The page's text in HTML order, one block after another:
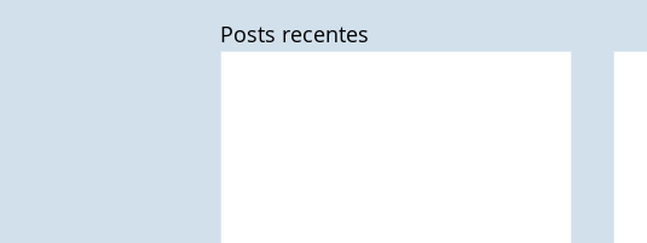
Posts recentes